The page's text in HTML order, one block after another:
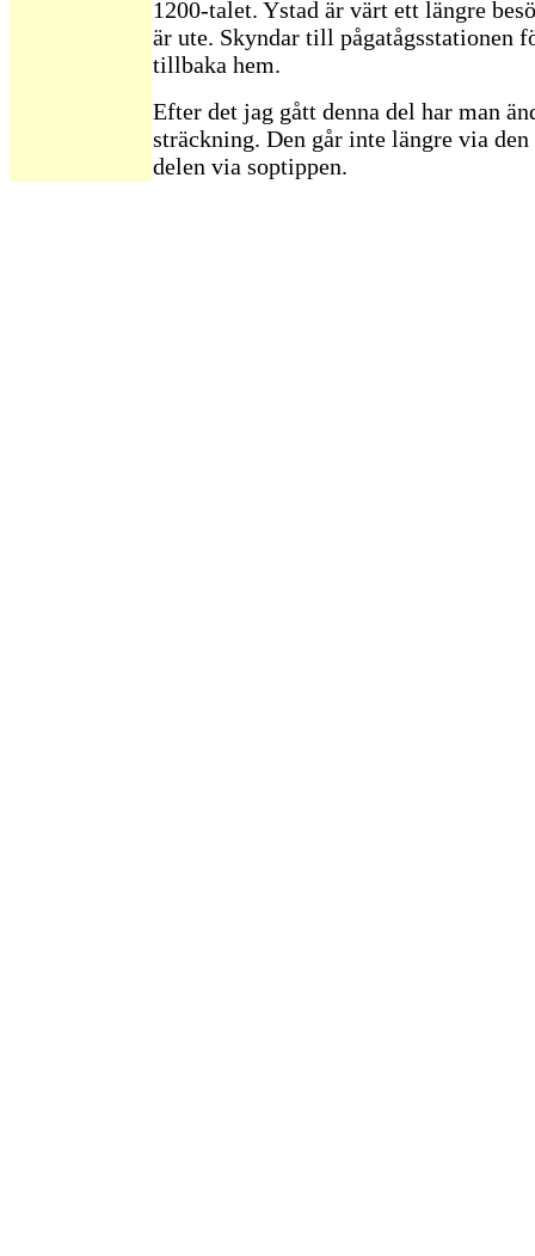
1200-talet. Ystad är värt ett längre
är ute. Skyndar till pågatågsstationen
tillbaka hem.
Efter det jag gått denna del har man
sträckning. Den går inte längre via
delen via soptippen.